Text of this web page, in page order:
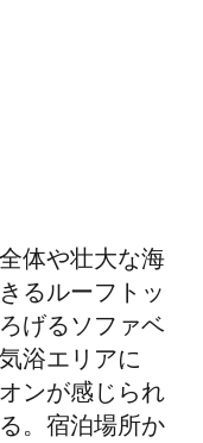
体や壮大な海
るルーフトッ
げるソファベ
浴エリアに
ンが感じられ
。宿泊場所か